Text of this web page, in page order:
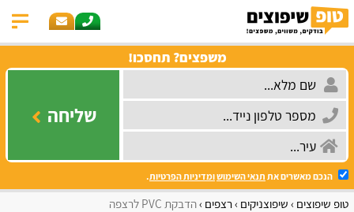
משפצים? תחסכו!
שליחה
הנכם מאשרים את תנאי השימושומדיניות הפרטיות.
טופ שיפוצים שיפוצניקים רצפים הדבקת PVC לרצפה